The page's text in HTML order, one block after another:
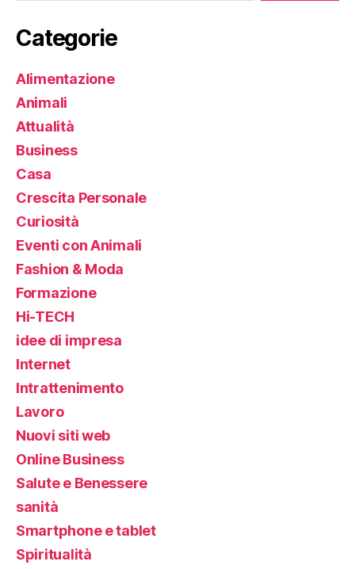
Categorie
Alimentazione
Animali
Attualità
Business
Casa
Crescita Personale
Curiosità
Eventi con Animali
Fashion & Moda
Formazione
Hi-TECH
idee di impresa
Internet
Intrattenimento
Lavoro
Nuovi siti web
Online Business
Salute e Benessere
sanità
Smartphone e tablet
Spiritualità